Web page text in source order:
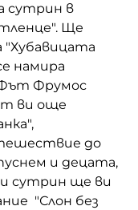
сутрин в
Ще
"Хубавицата
намира
Фрумос
ви още
до
и децата,
сутрин ще ви
"Слон без